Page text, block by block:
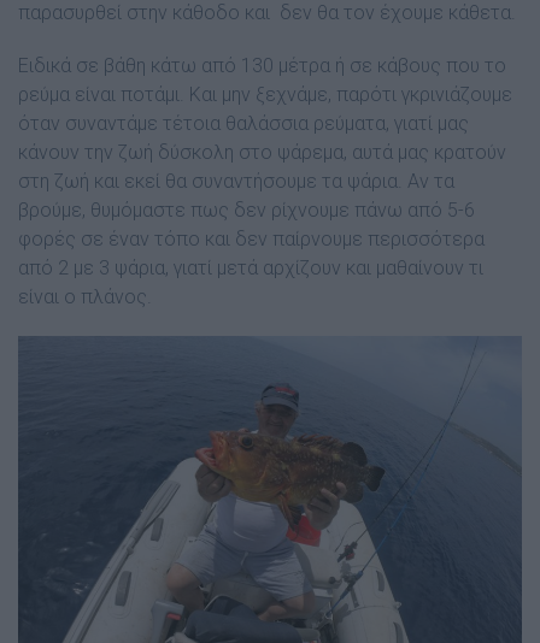
παρασυρθεί στην κάθοδο και δεν θα τον έχουμε κάθετα.
Ειδικά σε βάθη κάτω από 130 μέτρα ή σε κάβους που το
ρεύμα είναι ποτάμι. Και μην ξεχνάμε, παρότι γκρινιάζουμε
όταν συναντάμε τέτοια θαλάσσια ρεύματα, γιατί μας
κάνουν την ζωή δύσκολη στο ψάρεμα, αυτά μας κρατούν
στη ζωή και εκεί θα συναντήσουμε τα ψάρια. Αν τα
βρούμε, θυμόμαστε πως δεν ρίχνουμε πάνω από 5-6
φορές σε έναν τόπο και δεν παίρνουμε περισσότερα
από 2 με 3 ψάρια, γιατί μετά αρχίζουν και μαθαίνουν τι
είναι ο πλάνος.